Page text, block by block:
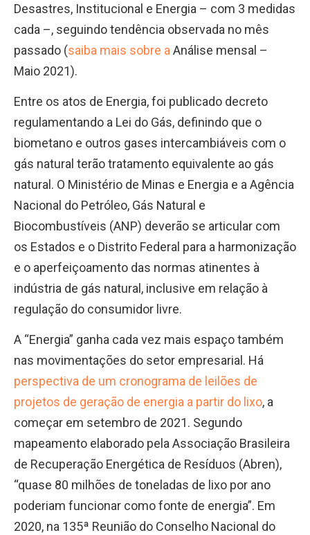
Desastres, Institucional e Energia – com 3 medidas
cada –, seguindo tendência observada no mês
passado (saiba mais sobre a Análise mensal –
Maio 2021).
Entre os atos de Energia, foi publicado decreto
regulamentando a Lei do Gás, definindo que o
biometano e outros gases intercambiáveis com o
gás natural terão tratamento equivalente ao gás
natural. O Ministério de Minas e Energia e a Agência
Nacional do Petróleo, Gás Natural e
Biocombustíveis (ANP) deverão se articular com
os Estados e o Distrito Federal para a harmonização
e o aperfeiçoamento das normas atinentes à
indústria de gás natural, inclusive em relação à
regulação do consumidor livre.
A “Energia” ganha cada vez mais espaço também
nas movimentações do setor empresarial. Há
perspectiva de um cronograma de leilões de
projetos de geração de energia a partir do lixo, a
começar em setembro de 2021. Segundo
mapeamento elaborado pela Associação Brasileira
de Recuperação Energética de Resíduos (Abren),
“quase 80 milhões de toneladas de lixo por ano
poderiam funcionar como fonte de energia”. Em
2020, na 135ª Reunião do Conselho Nacional do